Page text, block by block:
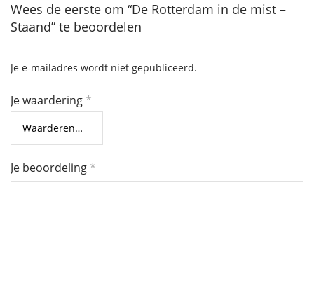
Wees de eerste om “De Rotterdam in de mist –
Staand” te beoordelen
Je e-mailadres wordt niet gepubliceerd.
Je waardering *
Je beoordeling *